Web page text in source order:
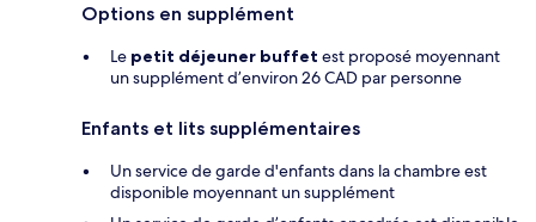
Options en supplément
Le petit déjeuner buffet est proposé moyennant
un supplément d’environ 26 CAD par personne
Enfants et lits supplémentaires
Un service de garde d'enfants dans la chambre est
disponible moyennant un supplément